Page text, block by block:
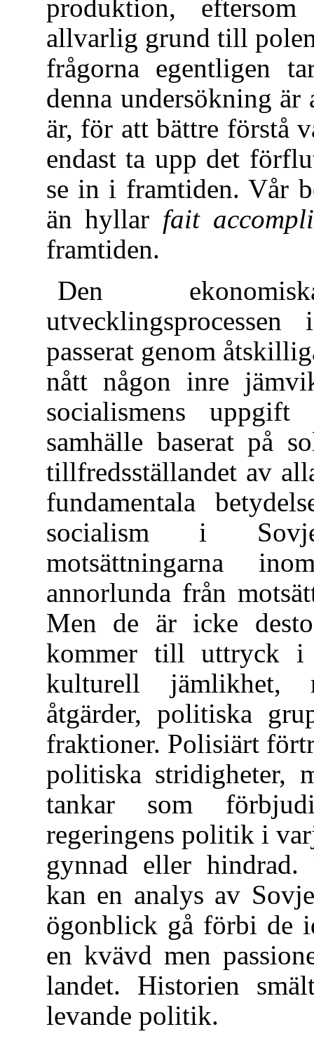
produktion,
allvarlig grund till
frågorna egentligen
denna undersökning
är, för att bättre förstå
endast ta upp det
se in i framtiden. Vår
än hyllar fait accompli
framtiden.
Den
passerat genom
nått någon inre
socialismens
samhälle baserat på
tillfredsställandet av
fundamentala
socialism i
motsättningarna
annorlunda från
Men de är icke
kommer till uttryck i
kulturell jämlikhet,
åtgärder, politiska
fraktioner. Polisiärt
politiska stridigheter,
tankar som
regeringens politik i
gynnad eller hindrad.
kan en analys av
ögonblick gå förbi de
en kvävd men
landet. Historien
levande politik.